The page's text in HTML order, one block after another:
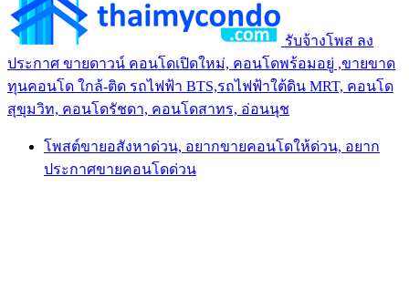
รับจ้างโพส ลง
ประกาศ ขายดาวน์ คอนโดเปิดใหม่, คอนโดพร้อมอยู่ ,ขายขาด
ทุนคอนโด ใกล้-ติด รถไฟฟ้า BTS,รถไฟฟ้าใต้ดิน MRT, คอนโด
สุขุมวิท, คอนโดรัชดา, คอนโดสาทร, อ่อนนุช
โพสต์ขายอสังหาด่วน, อยากขายคอนโดให้ด่วน, อยาก
ประกาศขายคอนโดด่วน